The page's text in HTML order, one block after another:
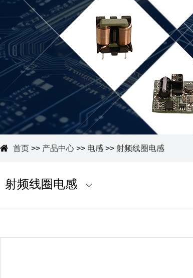
首页 >> 产品中心 >> 电感 >> 射频线圈电感
射频线圈电感